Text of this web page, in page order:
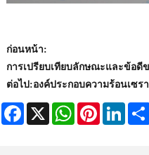
ก่อนหน้า:
การเปรียบเทียบลักษณะและข้อดี
ต่อไป:องค์ประกอบความร้อนเซร
Facebook
X WhatsAppPinterest